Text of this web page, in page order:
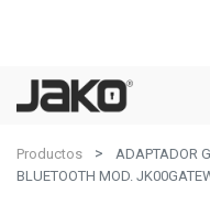
Productos
ADAPTADOR
BLUETOOTH MOD.